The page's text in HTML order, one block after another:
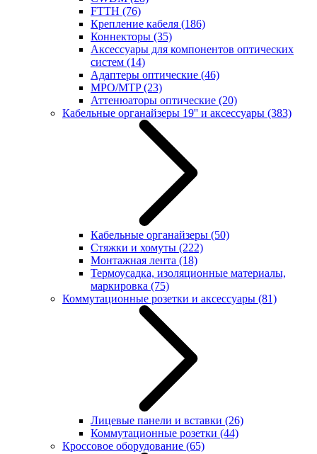
FTTH (76)
Крепление кабеля (186)
Коннекторы (35)
Аксессуары для компонентов оптических
систем (14)
Адаптеры оптические (46)
MPO/MTP(23)
Аттенюаторы оптические (20)
Кабельные органайзеры 19'' и аксессуары (383)
Кабельные органайзеры (50)
Стяжки и хомуты (222)
Монтажная лента (18)
Термоусадка, изоляционные материалы,
маркировка (75)
Коммутационные розетки и аксессуары (81)
Лицевые панели и вставки (26)
Коммутационные розетки (44)
Кроссовое оборудование (65)